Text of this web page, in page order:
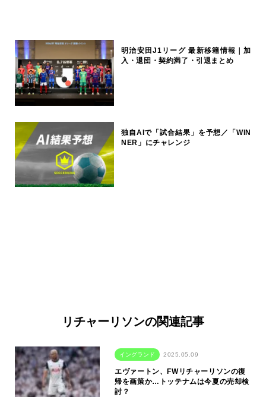
明治安田J1リーグ 最新移籍情報｜加
入・退団・契約満了・引退まとめ
独自AIで「試合結果」を予想／「WIN
NER」にチャレンジ
リチャーリソンの関連記事
イングランド 2025.05.09
エヴァートン、FWリチャーリソンの復
帰を画策か…トッテナムは今夏の売却検
討？